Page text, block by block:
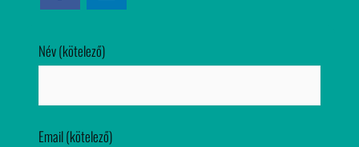
Név (kötelező)
Email (kötelező)